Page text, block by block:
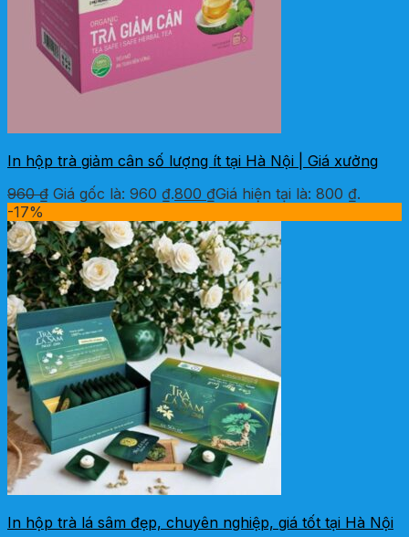
In hộp trà giảm cân số lượng ít tại Hà Nội | Giá xưởng
960₫ Giá gốc là: 960 ₫.800 ₫Giá hiện tại là: 800 ₫.
-17%
In hộp trà lá sâm đẹp, chuyên nghiệp, giá tốt tại Hà Nội